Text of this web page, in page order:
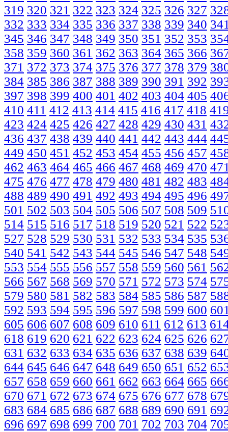
319 320 321 322 323 324 325 326 327
332 333 334 335 336 337 338 339 340
345 346 347 348 349 350 351 352 353
358 359 360 361 362 363 364 365 366
371 372 373 374 375 376 377 378 379
384 385 386 387 388 389 390 391 392
397 398 399 400 401 402 403 404 405
410 411 412 413 414 415 416 417 418
423 424 425 426 427 428 429 430 431
436 437 438 439 440 441 442 443 444
449 450 451 452 453 454 455 456 457
462 463 464 465 466 467 468 469 470
475 476 477 478 479 480 481 482 483
488 489 490 491 492 493 494 495 496
501 502 503 504 505 506 507 508 509
514 515 516 517 518 519 520 521 522
527 528 529 530 531 532 533 534 535
540 541 542 543 544 545 546 547 548
553 554 555 556 557 558 559 560 561
566 567 568 569 570 571 572 573 574
579 580 581 582 583 584 585 586 587
592 593 594 595 596 597 598 599 600
605 606 607 608 609 610 611 612 613
618 619 620 621 622 623 624 625 626
631 632 633 634 635 636 637 638 639
644 645 646 647 648 649 650 651 652
657 658 659 660 661 662 663 664 665
670 671 672 673 674 675 676 677 678
683 684 685 686 687 688 689 690 691
696 697 698 699 700 701 702 703 704